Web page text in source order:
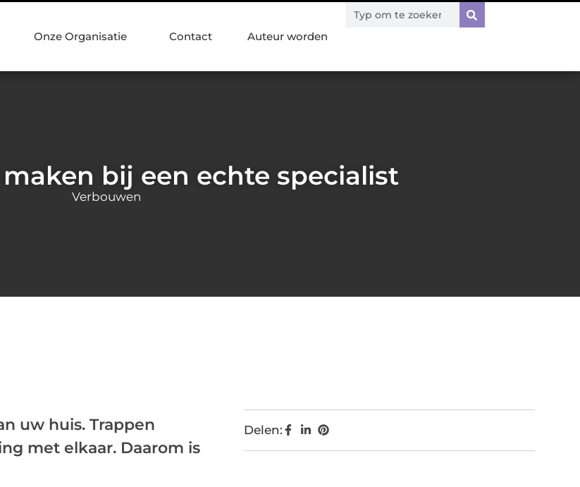
Onze Organisatie Contact Auteur worden
bij een echte specialist
Verbouwen
uw huis. Trappen
met elkaar. Daarom is
Delen: